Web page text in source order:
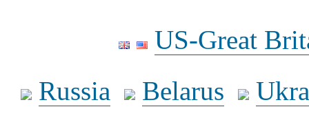
US-Great
Russia
Belarus